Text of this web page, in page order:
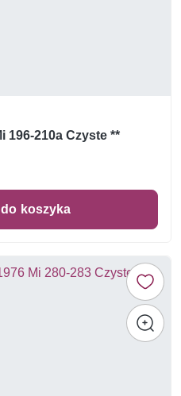
196-210a Czyste **
koszyka